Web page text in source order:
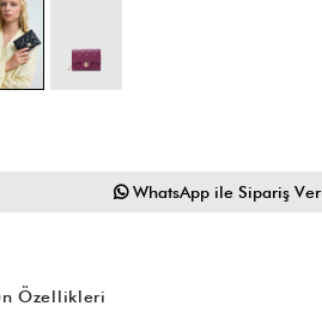
WhatsApp ile Sipariş Ver
Özellikleri